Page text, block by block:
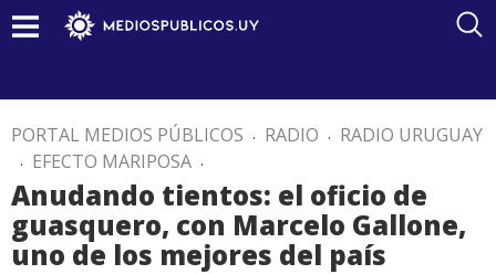
PORTAL MEDIOS PÚBLICOS . RADIO . RADIO URUGUAY
. EFECTO MARIPOSA .
Anudando tientos: el oficio de
guasquero, con Marcelo Gallone,
uno de los mejores del país